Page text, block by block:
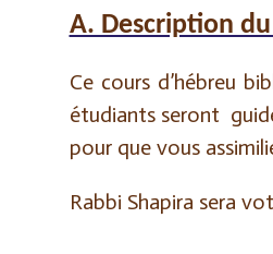
A. Description
Ce cours d’hébreu
étudiants seront
pour que vous
Rabbi Shapira sera